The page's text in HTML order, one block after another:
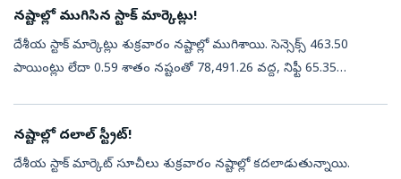
నష్టాల్లో ముగిసిన స్టాక్ మార్కెట్లు!
దేశీయ స్టాక్ మార్కెట్లు శుక్రవారం నష్టాల్లో ముగిశాయి. సెన్సెక్స్ 463.50
పాయింట్లు లేదా 0.59 శాతం నష్టంతో 78,491.26 వద్ద, నిఫ్టీ 65.35
నష్టాల్లో దలాల్ స్ట్రీట్!
దేశీయ స్టాక్‌ మార్కెట్‌ సూచీలు శుక్రవారం నష్టాల్లో కదలాడుతున్నాయి.